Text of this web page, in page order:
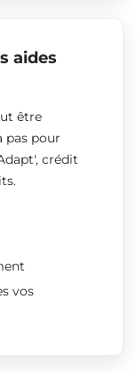
aides
être
pas pour
crédit
vos